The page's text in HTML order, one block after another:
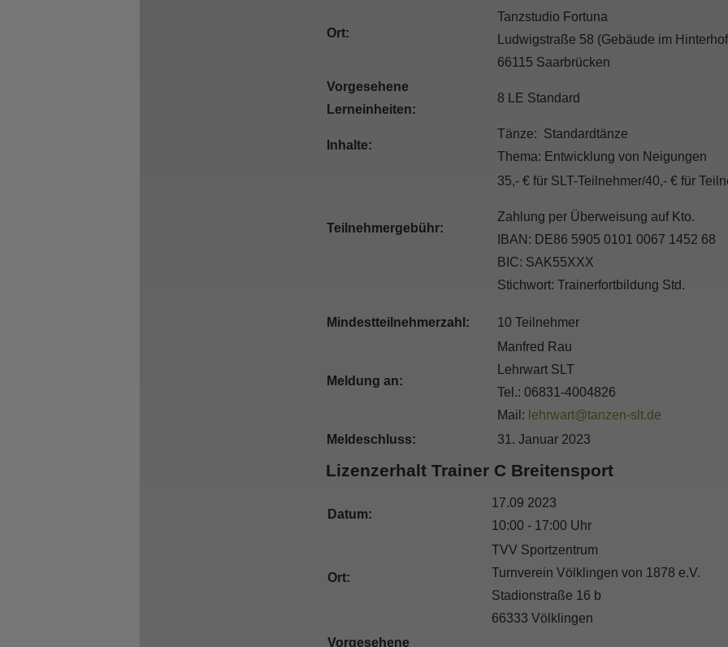
Ort:
Tanzstudio Fortuna
Ludwigstraße 58 (Gebäude im
66115 Saarbrücken
Vorgesehene
Lerneinheiten:
8 LE Standard
Inhalte:
Tänze: Standardtänze
Thema: Entwicklung von Neigungen
Teilnehmergebühr:
35,- € für SLT-Teilnehmer/40,- € für
Zahlung per Überweisung auf Kto.
IBAN: DE86 5905 0101 0067 1452 68
BIC: SAK55XXX
Stichwort: Trainerfortbildung Std.
Mindestteilnehmerzahl: 10 Teilnehmer
Meldung an:
Manfred Rau
Lehrwart SLT
Tel.: 06831-4004826
Mail: lehrwart@tanzen-slt.de
Meldeschluss:
31. Januar 2023
Lizenzerhalt Trainer C Breitensport
Datum:
17.09 2023
10:00 - 17:00 Uhr
Ort:
TVV Sportzentrum
Turnverein Völklingen von 1878 e.V.
Stadionstraße 16 b
66333 Völklingen
Vorgesehene